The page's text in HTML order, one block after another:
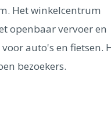
Het winkelcentrum
openbaar vervoer en
auto's en fietsen.
bezoekers.